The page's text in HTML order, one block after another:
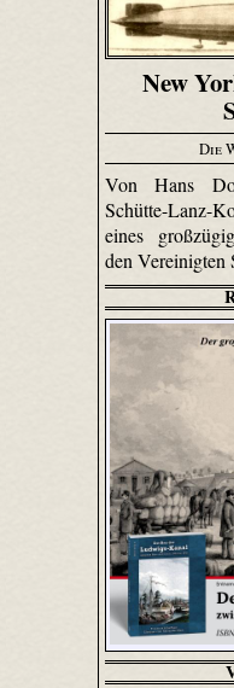
New
Die
Von Hans
Schütte-Lanz-
eines
den Vereinigten